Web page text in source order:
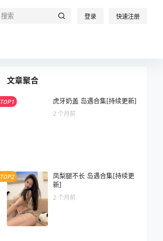
登录 快速注册
文章聚合
TOP1 虎牙奶盖 岛遇合集[持续更新]
2 个月前
TOP2
凤梨腿不长 岛遇合集[持续更
新]
2 个月前